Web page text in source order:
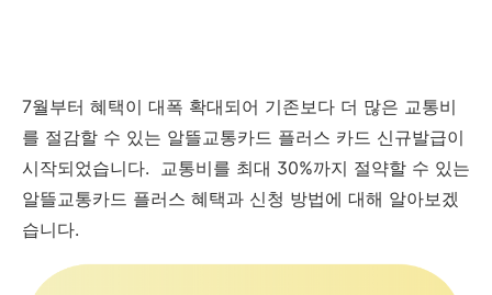
7월부터 혜택이 대폭 확대되어 기존보다 더 많은 교통비
를 절감할 수 있는 알뜰교통카드 플러스 카드 신규발급이
시작되었습니다. 교통비를 최대 30%까지 절약할 수 있는
알뜰교통카드 플러스 혜택과 신청 방법에 대해 알아보겠
습니다.